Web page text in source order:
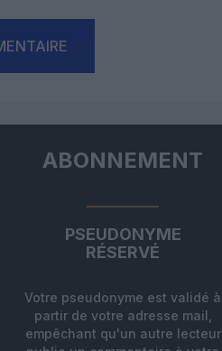
ABONNEMENT
PSEUDONYME
RÉSERVÉ
Votre pseudonyme est validé à
partir de votre adresse mail,
empêchant qu'un autre lecteur